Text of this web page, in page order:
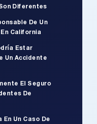
Diferentes
De Un
California
Estar
Un Accidente
El Seguro
De
En Un Caso De